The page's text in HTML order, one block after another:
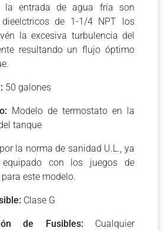
la entrada de agua fría son
dieelctricos de 1-1/4 NPT los
la excesiva turbulencia del
resultando un flujo óptimo
50 galones
Modelo de termostato en la
tanque
la norma de sanidad U.L., ya
con los juegos de
este modelo.
Clase G
de Fusibles: Cualquier